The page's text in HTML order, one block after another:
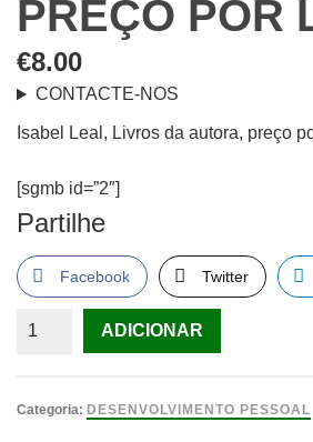
PREÇO POR
€8.00
CONTACTE-NOS
Isabel Leal, Livros da autora, preço
[sgmb id=”2″]
Partilhe
Facebook Twitter
Quantidade
Leal,
ADICIONAR
Categoria: DESENVOLVIMENTO PESSOAL